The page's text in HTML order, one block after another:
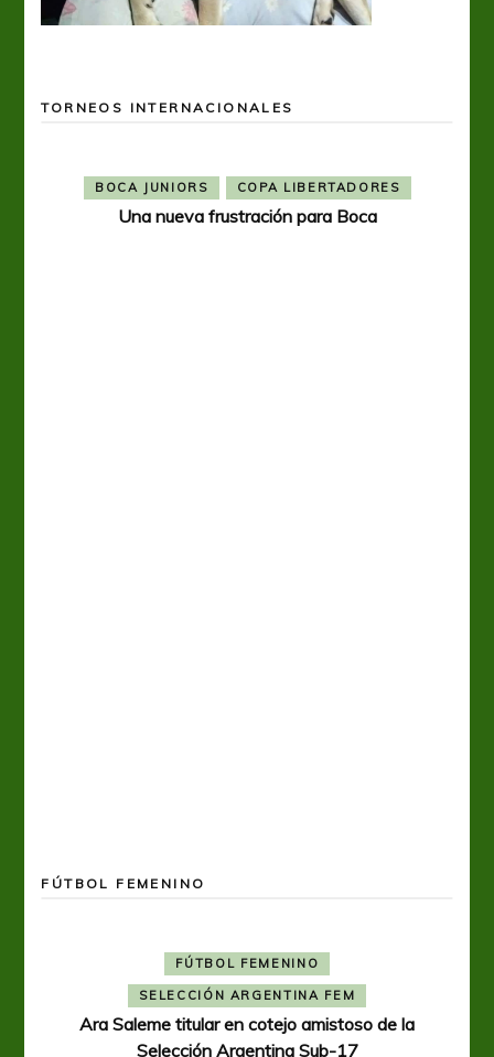
TORNEOS INTERNACIONALES
BOCA JUNIORS COPA LIBERTADORES
Una nueva frustración para Boca
FÚTBOL FEMENINO
FÚTBOL FEMENINO
SELECCIÓN ARGENTINA FEM
Ara Saleme titular en cotejo amistoso de la
Selección Argentina Sub-17